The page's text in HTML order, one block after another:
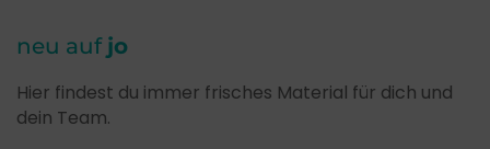
neu auf jo
Hier findest du immer frisches Material für dich und
dein Team.